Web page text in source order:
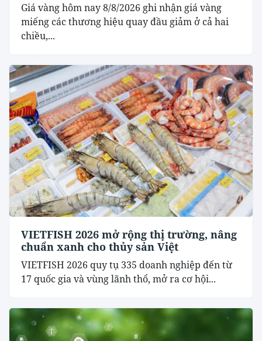
Giá vàng hôm nay 8/8/2026 ghi nhận giá vàng
miếng các thương hiệu quay đầu giảm ở cả hai
chiều,...
VIETFISH 2026 mở rộng thị trường, nâng
chuẩn xanh cho thủy sản Việt
VIETFISH 2026 quy tụ 335 doanh nghiệp đến từ
17 quốc gia và vùng lãnh thổ, mở ra cơ hội...